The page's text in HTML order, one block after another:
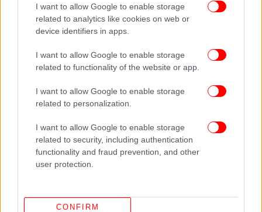
I want to allow Google to enable storage
related to analytics like cookies on web or
device identifiers in apps.
I want to allow Google to enable storage
related to functionality of the website or app.
I want to allow Google to enable storage
related to personalization.
I want to allow Google to enable storage
related to security, including authentication
functionality and fraud prevention, and other
user protection.
CONFIRM
τζιχαντιστικών οργανώσεων προσκείμενων στην Αλ
Κάιντα και το Ισλαμικό Κράτος, καθώς και
αυτονομιστικών και εθνοτικών οργανώσεων όπως
το FLA.
συντονισμένη επίθεση σε ολόκληρη την χώρα σε